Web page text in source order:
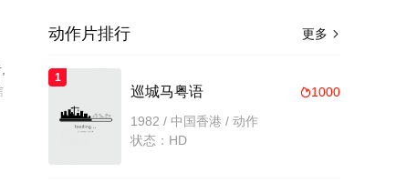
更多 
动作片排行
1
1000
巡城马粤语
1982 / 中国香港 / 动作
状态：HD